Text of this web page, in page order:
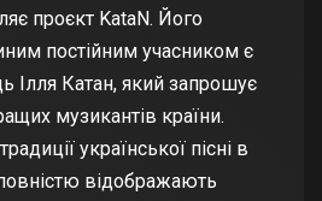
проєкт KataN. Його
постійним учасником є
Ілля Катан, який запрошує
музикантів країни.
української пісні в
відображають